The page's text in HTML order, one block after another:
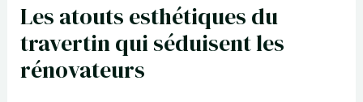
Les atouts esthétiques du
travertin qui séduisent les
rénovateurs